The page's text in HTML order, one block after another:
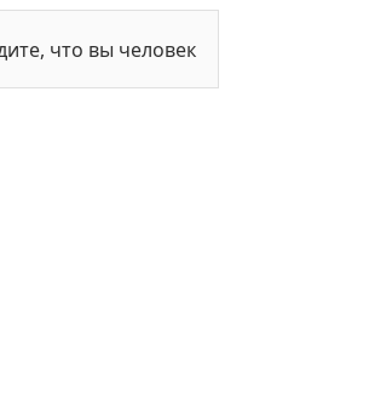
что вы человек